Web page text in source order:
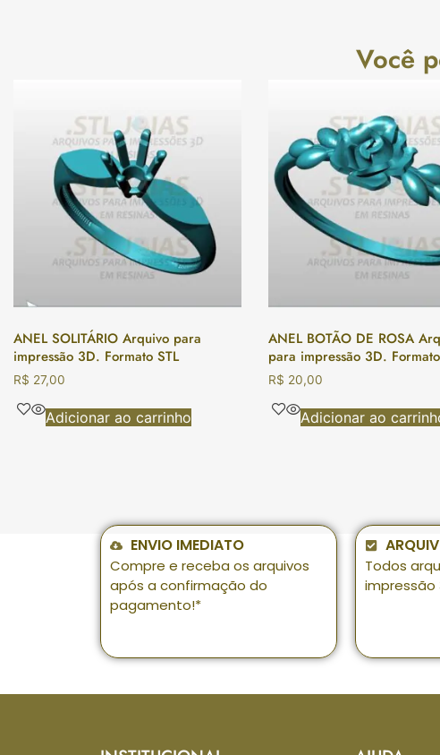
Você
ANEL SOLITÁRIO Arquivo para
impressão 3D. Formato STL
R$ 27,00
Adicionar ao carrinho
ANEL BOTÃO DE ROSA
para impressão 3D.
R$ 20,00
Adicionar ao
ENVIO IMEDIATO
Compre e receba os arquivos
após a confirmação do
pagamento!*
Todos
impressão